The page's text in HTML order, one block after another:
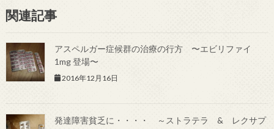
関連記事
アスペルガー症候群の治療の行方 〜エビリファイ
1mg 登場〜
2016年12月16日
発達障害貧乏に・・・・ ～ストラテラ & レクサプ